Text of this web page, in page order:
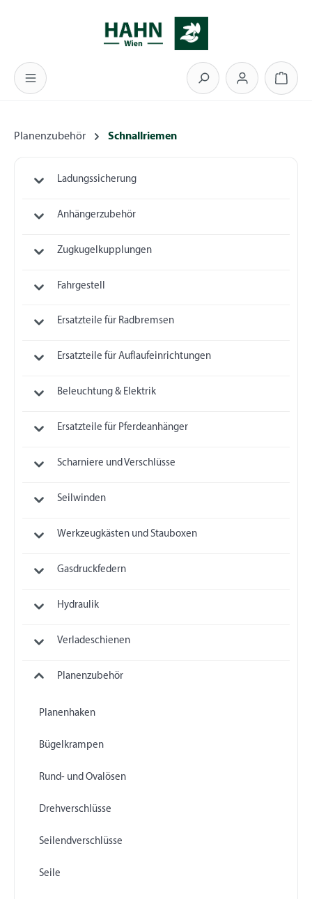
Planenzubehör Schnallriemen
Ladungssicherung
Anhängerzubehör
Zugkugelkupplungen
Fahrgestell
Ersatzteile für Radbremsen
Ersatzteile für Auflaufeinrichtungen
Beleuchtung & Elektrik
Ersatzteile für Pferdeanhänger
Scharniere und Verschlüsse
Seilwinden
Werkzeugkästen und Stauboxen
Gasdruckfedern
Hydraulik
Verladeschienen
Planenzubehör
Planenhaken
Bügelkrampen
Rund- und Ovalösen
Drehverschlüsse
Seilendverschlüsse
Seile